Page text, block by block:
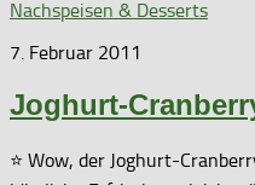
Nachspeisen & Desserts
7. Februar 2011
Joghurt-
⭐ Wow, der Joghurt-